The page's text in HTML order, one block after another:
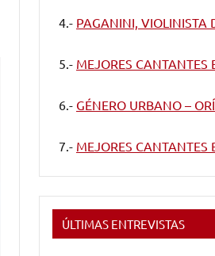
4.- PAGANINI, VIOLINISTA
5.- MEJORES CANTANTES
6.- GÉNERO URBANO –
7.- MEJORES CANTANTES
ÚLTIMAS ENTREVISTAS